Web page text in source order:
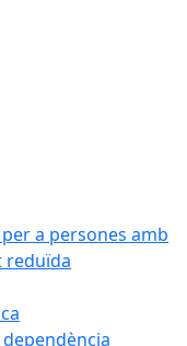
a persones amb
reduïda